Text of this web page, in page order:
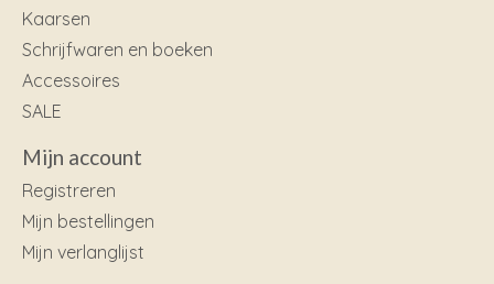
Kaarsen
Schrijfwaren en boeken
Accessoires
SALE
Mijn account
Registreren
Mijn bestellingen
Mijn verlanglijst